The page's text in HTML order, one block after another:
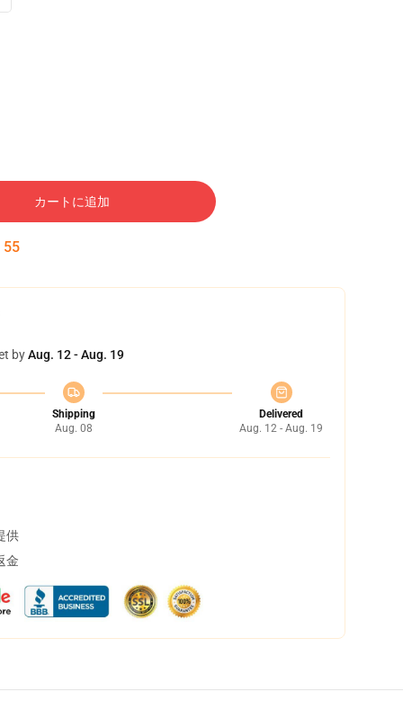
カートに追加
54
byAug. 12 - Aug. 19
Shipping
Aug. 08
Delivered
Aug. 12 - Aug. 19
供
金